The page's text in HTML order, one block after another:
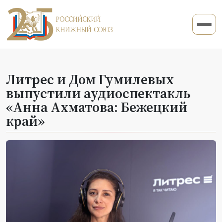
Литрес и Дом Гумилевых
выпустили аудиоспектакль
«Анна Ахматова: Бежецкий
край»